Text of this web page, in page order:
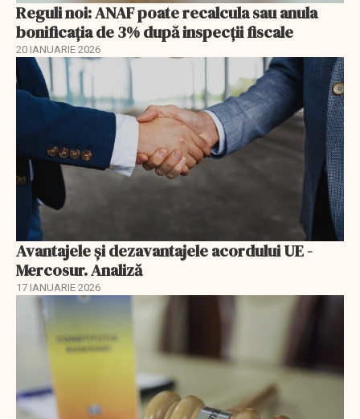
Reguli noi: ANAF poate recalcula sau anula
bonificația de 3% după inspecții fiscale
20 IANUARIE 2026
Avantajele şi dezavantajele acordului UE -
Mercosur. Analiză
17 IANUARIE 2026